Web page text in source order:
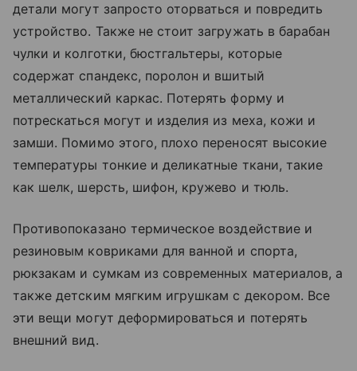
детали могут запросто оторваться и повредить
устройство. Также не стоит загружать в барабан
чулки и колготки, бюстгальтеры, которые
содержат спандекс, поролон и вшитый
металлический каркас. Потерять форму и
потрескаться могут и изделия из меха, кожи и
замши. Помимо этого, плохо переносят высокие
температуры тонкие и деликатные ткани, такие
как шелк, шерсть, шифон, кружево и тюль.
Противопоказано термическое воздействие и
резиновым ковриками для ванной и спорта,
рюкзакам и сумкам из современных материалов, а
также детским мягким игрушкам с декором. Все
эти вещи могут деформироваться и потерять
внешний вид.